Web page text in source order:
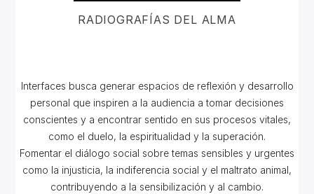
RADIOGRAFÍAS DEL ALMA
Interfaces busca generar espacios de reflexión y desarrollo
personal que inspiren a la audiencia a tomar decisiones
conscientes y a encontrar sentido en sus procesos vitales,
como el duelo, la espiritualidad y la superación.
Fomentar el diálogo social sobre temas sensibles y urgentes
como la injusticia, la indiferencia social y el maltrato animal,
contribuyendo a la sensibilización y al cambio.